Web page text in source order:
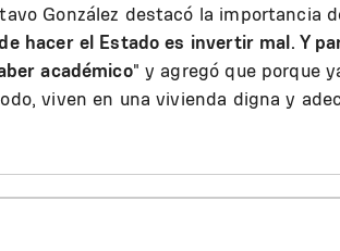
González destacó la importancia
hacer el Estado es invertir mal. Y
académico" y agregó que porque
viven en una vivienda digna y